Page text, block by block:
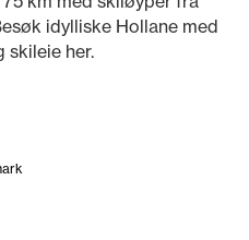
idylliske Hollane med
skileie her.